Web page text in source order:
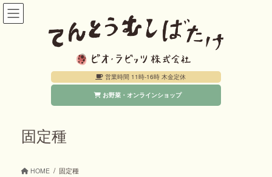
コ
ナ
営業時間 11時-16時 木金定休
お野菜・オンラインショップ
固定種
HOME 固定種